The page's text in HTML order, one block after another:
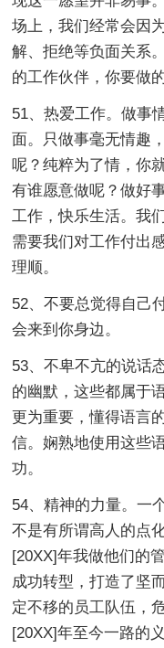
场上，我们经常会因
解、拒绝等负面关系
的工作伙伴，你要做
51、热爱工作。做事
面。只做事毫无情趣
呢？纯粹为了情，你
有谁愿意做呢？做好
工作，快乐生活。我
需要我们对工作付出
理顺。
52、不要总觉得自己
会来到你身边。
53、不卑不亢的说话
的幽默，这些都属于
更为重要，懂得语言
信。娴熟地使用这些
功。
54、精神的力量。一
不是有所谓高人的点
[20XX]年我做他们的
成功转型，打造了坚
定不移的员工队伍，
[20XX]年至今一路的